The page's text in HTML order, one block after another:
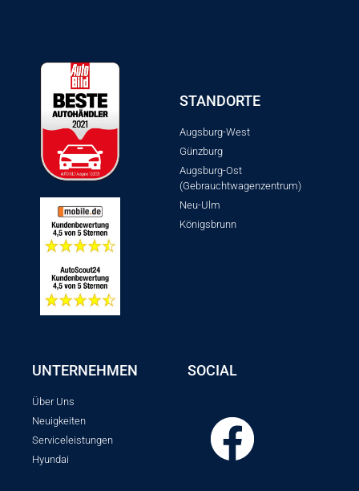
STANDORTE
Augsburg-West
Günzburg
Augsburg-Ost
(Gebrauchtwagenzentrum)
Neu-Ulm
Königsbrunn
UNTERNEHMEN
Über Uns
Neuigkeiten
Serviceleistungen
Hyundai
SOCIAL